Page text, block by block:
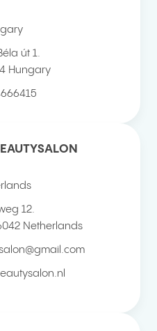
út 1.
Hungary
12.
Netherlands